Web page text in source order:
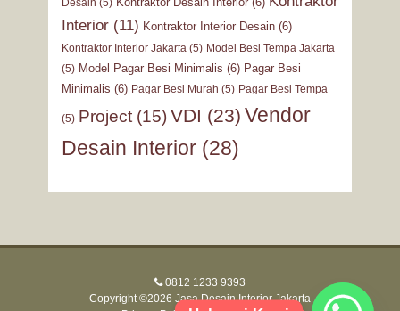
Desain (5)
Interior(11) Kontraktor Interior Desain(6)
Kontraktor Interior Jakarta(5) Model Besi Tempa Jakarta
(5) Model Pagar Besi Minimalis (6) Pagar Besi
Minimalis (6) Pagar Besi Murah (5) Pagar Besi Tempa
(5) Project(15) VDI (23) Vendor
Desain Interior(28)
0812 1233 9393
Copyright ©2026 Jasa Desain Interior Jakarta